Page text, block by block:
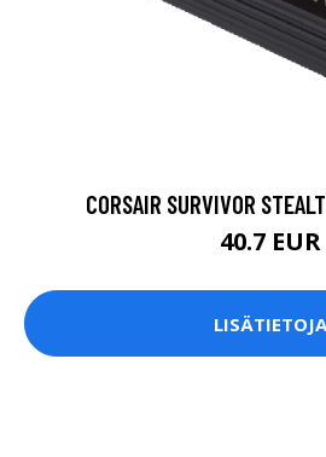
CORSAIR SURVIVOR
40.7 EUR
LISÄTIETOJA